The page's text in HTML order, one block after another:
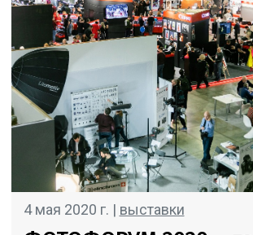
4 мая 2020 г. | выставки